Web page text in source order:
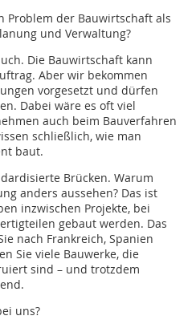
Problem der Bauwirtschaft als
und Verwaltung?
Die Bauwirtschaft kann
Aber wir bekommen
vorgesetzt und dürfen
Dabei wäre es oft viel
auch beim Bauverfahren
schließlich, wie man
baut.
Brücken. Warum
anders aussehen? Das ist
inzwischen Projekte, bei
gebaut werden. Das
nach Frankreich, Spanien
Sie viele Bauwerke, die
sind – und trotzdem
uns?